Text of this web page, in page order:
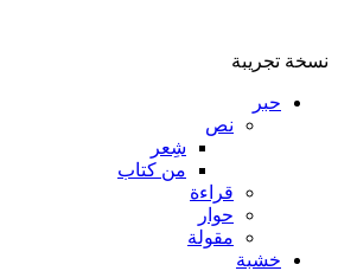
نسخة تجريبة
حبر
نص
شِعر
من كتاب
قراءة
حوار
مقولة
خشبة